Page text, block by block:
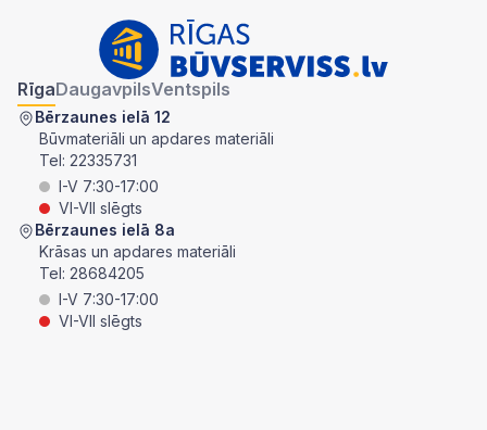
RīgaDaugavpilsVentspils
Bērzaunes ielā 12
Būvmateriāli un apdares materiāli
Tel: 22335731
I-V 7:30-17:00
VI-VII slēgts
Bērzaunes ielā 8a
Krāsas un apdares materiāli
Tel: 28684205
I-V 7:30-17:00
VI-VII slēgts